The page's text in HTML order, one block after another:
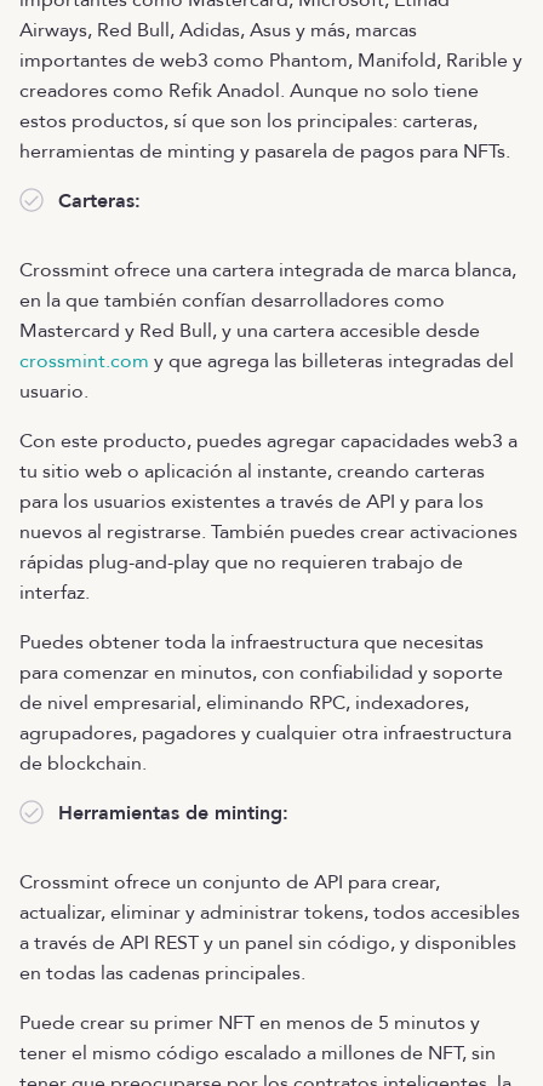
Airways, Red Bull, Adidas, Asus y más, marcas
importantes de web3 como Phantom, Manifold, Rarible y
creadores como Refik Anadol. Aunque no solo tiene
estos productos, sí que son los principales: carteras,
herramientas de minting y pasarela de pagos para NFTs.
Carteras:
Crossmint ofrece una cartera integrada de marca blanca,
en la que también confían desarrolladores como
Mastercard y Red Bull, y una cartera accesible desde
crossmint.com y que agrega las billeteras integradas del
usuario.
Con este producto, puedes agregar capacidades web3 a
tu sitio web o aplicación al instante, creando carteras
para los usuarios existentes a través de API y para los
nuevos al registrarse. También puedes crear activaciones
rápidas plug-and-play que no requieren trabajo de
interfaz.
Puedes obtener toda la infraestructura que necesitas
para comenzar en minutos, con confiabilidad y soporte
de nivel empresarial, eliminando RPC, indexadores,
agrupadores, pagadores y cualquier otra infraestructura
de blockchain.
Herramientas de minting:
Crossmint ofrece un conjunto de API para crear,
actualizar, eliminar y administrar tokens, todos accesibles
a través de API REST y un panel sin código, y disponibles
en todas las cadenas principales.
Puede crear su primer NFT en menos de 5 minutos y
tener el mismo código escalado a millones de NFT, sin